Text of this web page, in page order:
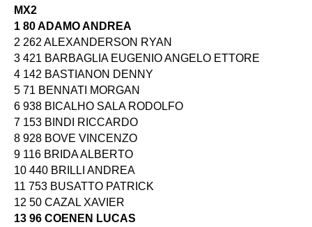
MX2
1 80 ADAMO ANDREA
2 262 ALEXANDERSON RYAN
3 421 BARBAGLIA EUGENIO ANGELO ETTORE
4 142 BASTIANON DENNY
5 71 BENNATI MORGAN
6 938 BICALHO SALA RODOLFO
7 153 BINDI RICCARDO
8 928 BOVE VINCENZO
9 116 BRIDA ALBERTO
10 440 BRILLI ANDREA
11 753 BUSATTO PATRICK
12 50 CAZAL XAVIER
13 96 COENEN LUCAS